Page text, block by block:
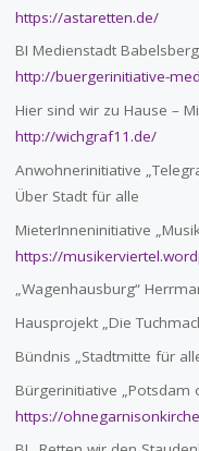
https://astaretten.de/
BI Medienstadt
http://buergerinitiative-
Hier sind wir zu Hause –
http://wichgraf11.de/
Anwohnerinitiative
Über Stadt für alle
MieterInneninitiative
https://
„Wagenhausburg“
Hausprojekt „Die
Bündnis „Stadtmitte für
Bürgerinitiative „Potsdam
https://